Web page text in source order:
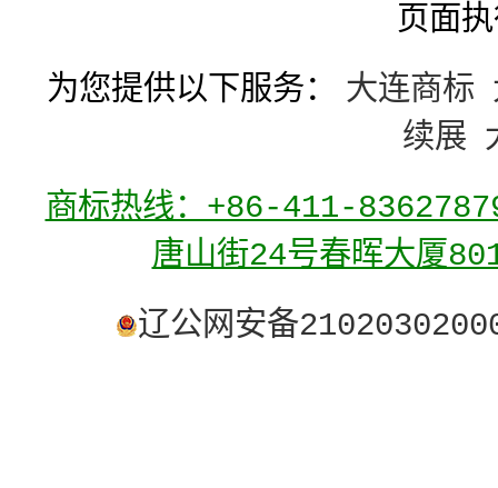
页面
为您提供以下服务：
大连商标
续展
商标热线：+86-411-
唐山街24号春晖大厦
辽公网安备